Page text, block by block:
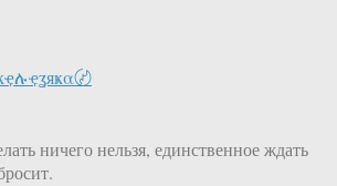
〄
ничего нельзя, единственное ждать